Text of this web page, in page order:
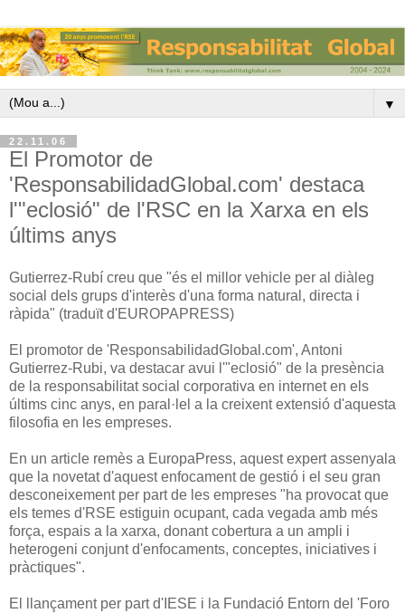
▼
22.11.06
El Promotor de
'ResponsabilidadGlobal.com' destaca
l'"eclosió" de l'RSC en la Xarxa en els
últims anys
Gutierrez-Rubí creu que "és el millor vehicle per al diàleg
social dels grups d'interès d'una forma natural, directa i
ràpida" (traduït d'EUROPAPRESS)
El promotor de 'ResponsabilidadGlobal.com', Antoni
Gutierrez-Rubi, va destacar avui l'"eclosió" de la presència
de la responsabilitat social corporativa en internet en els
últims cinc anys, en paral·lel a la creixent extensió d'aquesta
filosofia en les empreses.
En un article remès a EuropaPress, aquest expert assenyala
que la novetat d'aquest enfocament de gestió i el seu gran
desconeixement per part de les empreses "ha provocat que
els temes d'RSE estiguin ocupant, cada vegada amb més
força, espais a la xarxa, donant cobertura a un ampli i
heterogeni conjunt d'enfocaments, conceptes, iniciatives i
pràctiques".
El llançament per part d'IESE i la Fundació Entorn del 'Foro